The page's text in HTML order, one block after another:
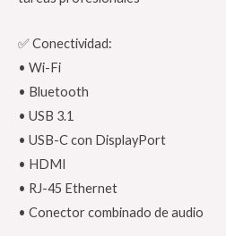
✅ Conectividad:
• Wi-Fi
• Bluetooth
• USB 3.1
• USB-C con DisplayPort
• HDMI
• RJ-45 Ethernet
• Conector combinado de audio